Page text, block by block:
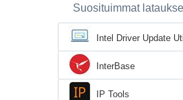
Suosituimmat
Intel Driver Update
InterBase
IP Tools